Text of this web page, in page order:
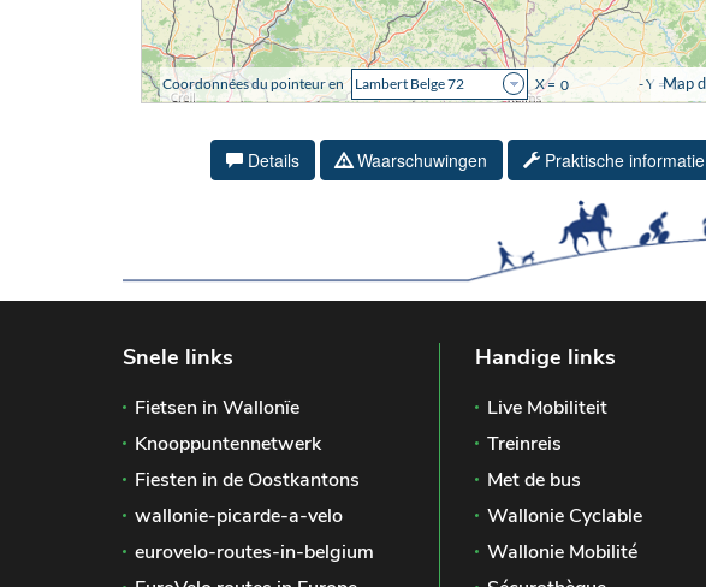
Details Waarschuwingen Praktische informatie
Snele links
Fietsen in Wallonïe
Knooppuntennetwerk
Fiesten in de Oostkantons
wallonie-picarde-a-velo
eurovelo-routes-in-belgium
Handige links
Live Mobiliteit
Treinreis
Met de bus
Wallonie Cyclable
Wallonie Mobilité